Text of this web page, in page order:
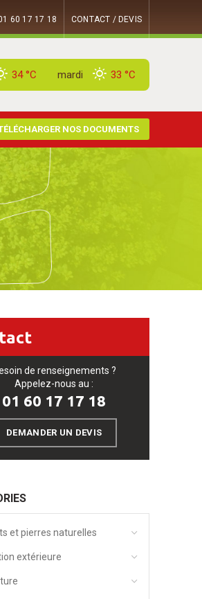
60 17 17 18 CONTACT / DEVIS
34 °C mardi 33 °C
NOS DOCUMENTS
de renseignements ?
Appelez-nous au :
01 60 17 17 18
DEMANDER UN DEVIS
et pierres naturelles
extérieure